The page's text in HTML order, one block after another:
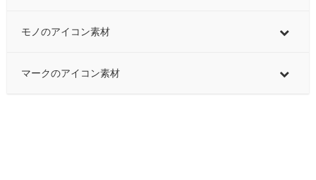
モノのアイコン素材
マークのアイコン素材